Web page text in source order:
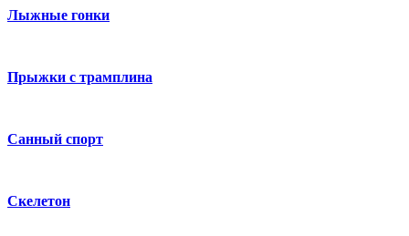
Лыжные гонки
Прыжки с трамплина
Санный спорт
Скелетон